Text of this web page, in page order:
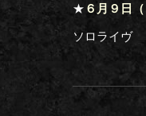
★ ６月９日
ソロライヴ